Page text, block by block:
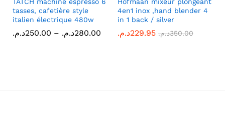
tasses, cafetière style
italien électrique 480w
250.00د.م. – 280.00د.م.
range:
4en1 inox ,hand blender 4
in 1 back / silver
229.95د.م. 350.00د.م.